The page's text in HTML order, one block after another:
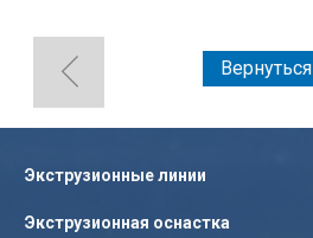
Вернуться
Экструзионные линии
Экструзионная оснастка